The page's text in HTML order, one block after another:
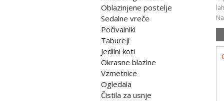
Oblazinjene postelje
Sedalne vreče
Počivalniki
Tabureji
Jedilni koti
Okrasne blazine
Vzmetnice
Ogledala
Čistila za usnje